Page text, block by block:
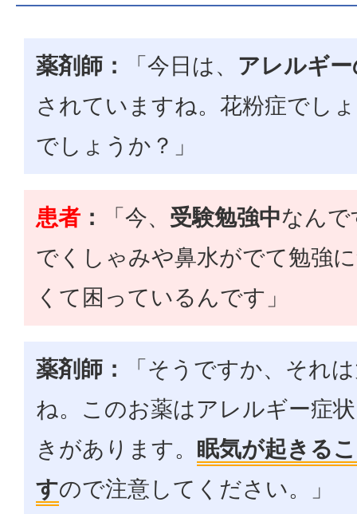
薬剤師： 「今日は、 アレルギ
されていますね。花粉症でし
でしょうか？」
患者 ： 「今、 受験勉強中なんで
でくしゃみや鼻水がでて勉強
くて困っているんです」
薬剤師：
「そうですか、それ
ね。このお薬はアレルギー症
きがあります。 眠気が起きる
すので注意してください。」